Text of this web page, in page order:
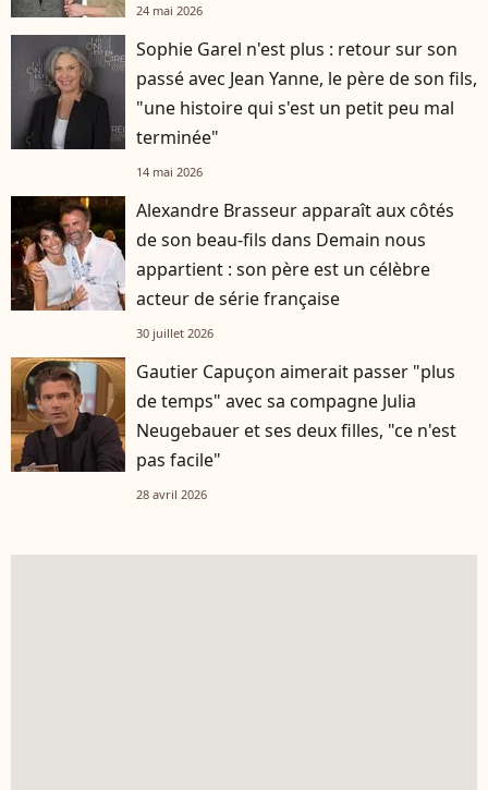
24 mai 2026
Sophie Garel n'est plus : retour sur son
passé avec Jean Yanne, le père de son fils,
"une histoire qui s'est un petit peu mal
terminée"
14 mai 2026
Alexandre Brasseur apparaît aux côtés
de son beau-fils dans Demain nous
appartient : son père est un célèbre
acteur de série française
30 juillet 2026
Gautier Capuçon aimerait passer "plus
de temps" avec sa compagne Julia
Neugebauer et ses deux filles, "ce n'est
pas facile"
28 avril 2026